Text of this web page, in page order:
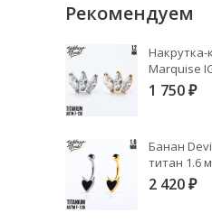
Рекомендуем
Накрутка-
Marquise
1 750 ₽
Банан
титан 1.6
2 420 ₽